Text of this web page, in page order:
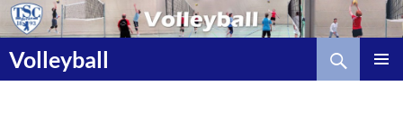
Zum
Inhalt
springen
Volleyball
Suchen